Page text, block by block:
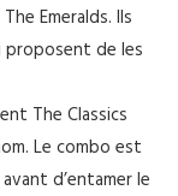
Emeralds. Ils
proposent de les
The Classics
Le combo est
d’entamer le